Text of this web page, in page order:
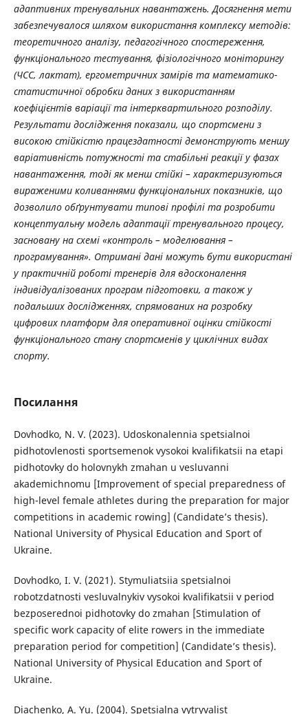
адаптивних тренувальних навантажень. Досягнення мети
забезпечувалося шляхом використання комплексу методів:
теоретичного аналізу, педагогічного спостереження,
функціонального тестування, фізіологічного моніторингу
(ЧСС, лактат), ергометричних замірів та математико-
статистичної обробки даних з використанням
коефіцієнтів варіації та інтерквартильного розподілу.
Результати дослідження показали, що спортсмени з
високою стійкістю працездатності демонструють меншу
варіативність потужності та стабільні реакції у фазах
навантаження, тоді як менш стійкі – характеризуються
вираженими коливаннями функціональних показників, що
дозволило обґрунтувати типові профілі та розробити
концептуальну модель адаптації тренувального процесу,
засновану на схемі «контроль – моделювання –
програмування». Отримані дані можуть бути використані
у практичній роботі тренерів для вдосконалення
індивідуалізованих програм підготовки, а також у
подальших дослідженнях, спрямованих на розробку
цифрових платформ для оперативної оцінки стійкості
функціонального стану спортсменів у циклічних видах
спорту.
Посилання
Dovhodko, N. V. (2023). Udoskonalennia spetsialnoi
pidhotovlenosti sportsemenok vysokoi kvalifikatsii na etapi
pidhotovky do holovnykh zmahan u vesluvanni
akademichnomu [Improvement of special preparedness of
high-level female athletes during the preparation for major
competitions in academic rowing] (Candidate’s thesis).
National University of Physical Education and Sport of
Ukraine.
Dovhodko, I. V. (2021). Stymuliatsiia spetsialnoi
robotzdatnosti vesluvalnykiv vysokoi kvalifikatsii v period
bezposerednoi pidhotovky do zmahan [Stimulation of
specific work capacity of elite rowers in the immediate
preparation period for competition] (Candidate’s thesis).
National University of Physical Education and Sport of
Ukraine.
Diachenko, A. Yu. (2004). Spetsialna vytryvalist